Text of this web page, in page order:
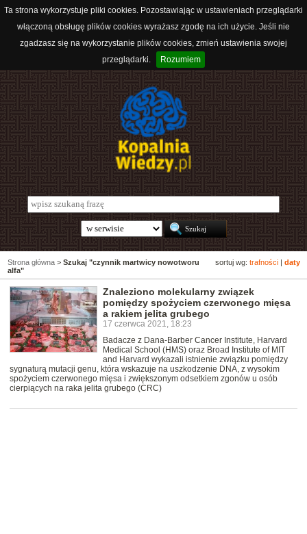
Ta strona wykorzystuje pliki cookies. Pozostawiając w ustawieniach przeglądarki
włączoną obsługę plików cookies wyrażasz zgodę na ich użycie. Jeśli nie
zgadzasz się na wykorzystanie plików cookies, zmień ustawienia swojej
przeglądarki.
Rozumiem
sortuj wg: trafności daty
Strona główna > Szukaj "czynnik martwicy nowotworu
alfa"
Znaleziono molekularny związek
pomiędzy spożyciem czerwonego mięsa
a rakiem jelita grubego
17 czerwca 2021, 18:23
Badacze z Dana-Barber Cancer Institute, Harvard
Medical School (HMS) oraz Broad Institute of MIT
and Harvard wykazali istnienie związku pomiędzy
sygnaturą mutacji genu, która wskazuje na uszkodzenie DNA, z wysokim
spożyciem czerwonego mięsa i zwiększonym odsetkiem zgonów u osób
cierpiących na raka jelita grubego (CRC)